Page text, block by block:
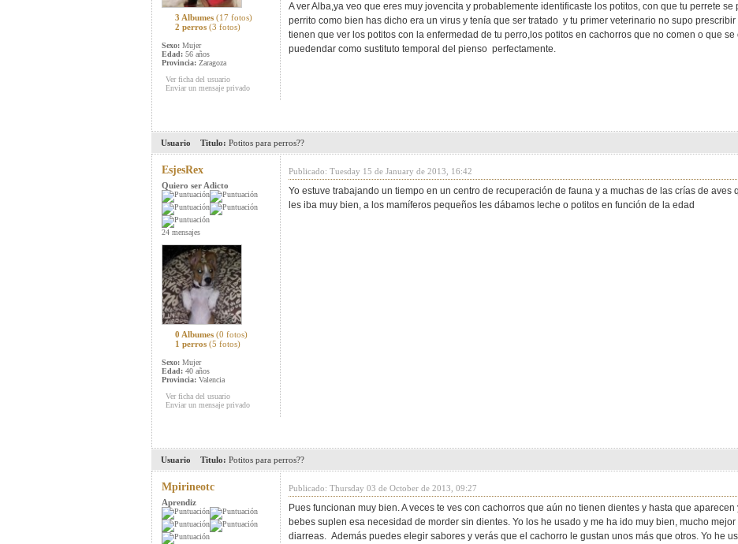
3 Albumes (17 fotos)
2 perros (3 fotos)
Sexo: Mujer
Edad: 56 años
Provincia: Zaragoza
Ver ficha del usuario
Enviar un mensaje privado
A ver Alba,ya veo que eres muy jovencita y probablemente identificaste los potitos, con que tu perrete
perrito como bien has dicho era un virus y tenía que ser tratado y tu primer veterinario no supo
tienen que ver los potitos con la enfermedad de tu perro,los potitos en cachorros que no comen o que
puedendar como sustituto temporal del pienso perfectamente.
Usuario Titulo: Potitos para perros??
EsjesRex
Quiero ser Adicto
24 mensajes
0 Albumes (0 fotos)
1 perros (5 fotos)
Sexo: Mujer
Edad: 40 años
Provincia: Valencia
Ver ficha del usuario
Enviar un mensaje privado
Publicado: Tuesday 15 de January de 2013, 16:42
Yo estuve trabajando un tiempo en un centro de recuperación de fauna y a muchas de las crías de aves
les iba muy bien, a los mamíferos pequeños les dábamos leche o potitos en función de la edad
Usuario Titulo: Potitos para perros??
Mpirineotc
Aprendiz
Publicado: Thursday 03 de October de 2013, 09:27
Pues funcionan muy bien. A veces te ves con cachorros que aún no tienen dientes y hasta que
bebes suplen esa necesidad de morder sin dientes. Yo los he usado y me ha ido muy bien, mucho
diarreas. Además puedes elegir sabores y verás que el cachorro le gustan unos más que otros. Yo he